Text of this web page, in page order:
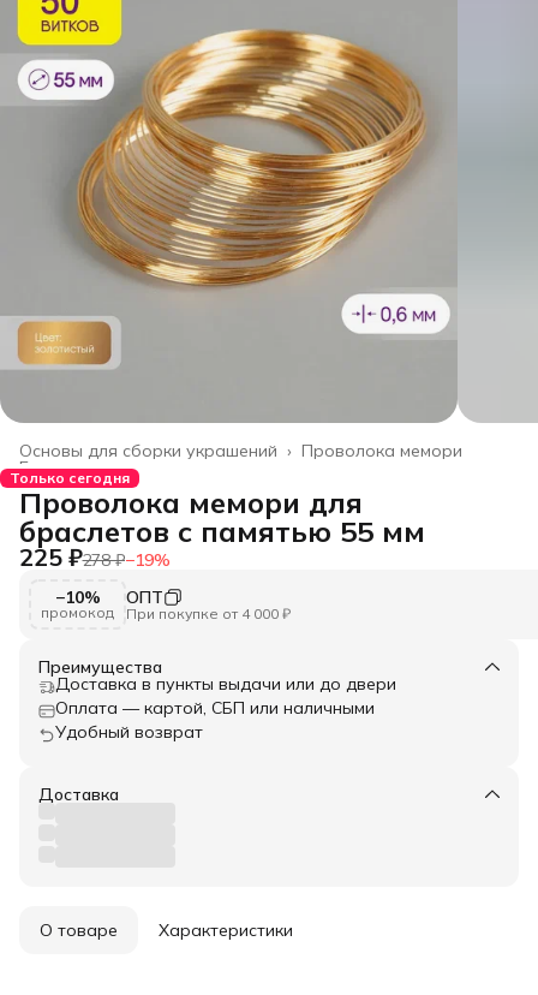
Проволока мемори
Основы для сборки украшений ›
Главная ›
Только сегодня
Проволока мемори для
браслетов с памятью 55 мм
225 ₽278 ₽−19%
−10%
промокод
ОПТ
При покупке от 4 000 ₽
Преимущества
Доставка в пункты выдачи или до двери
Оплата — картой, СБП или наличными
Удобный возврат
Доставка
О товаре Характеристики